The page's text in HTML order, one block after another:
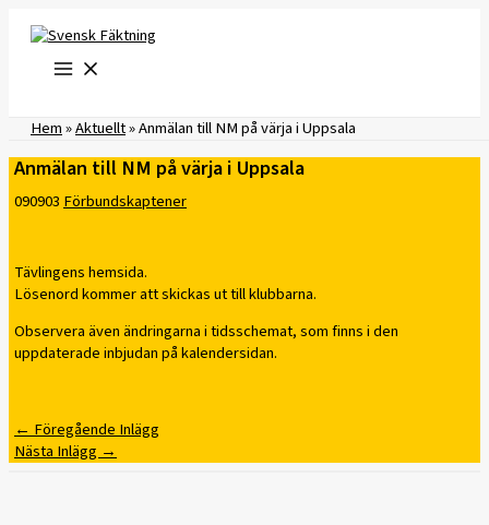
innehåll
Hem»Aktuellt»Anmälan till NM på värja i Uppsala
Anmälan till NM på värja i Uppsala
090903Förbundskaptener
Tävlingens hemsida.
Lösenord kommer att skickas ut till klubbarna.
Observera även ändringarna i tidsschemat, som finns i den
uppdaterade inbjudan på kalendersidan.
← Föregående Inlägg
Nästa Inlägg →